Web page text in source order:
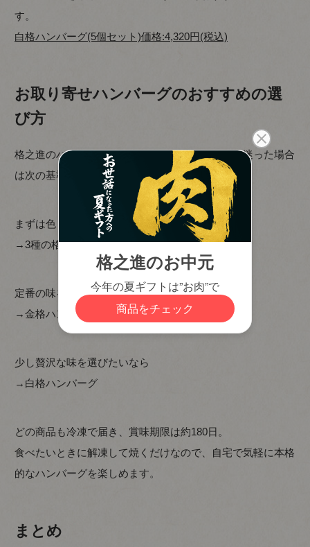
す。
白格ハンバーグ(5個セット)価格:4,320円(税込)
お取り寄せハンバーグのおすすめの選
び方
格之進のハンバーグはどれも人気がありますが、迷った場合
は次の基準で選ぶとわかりやすいです。
まずは色々試したいなら
→3種の格之進ハンバーグセット
定番の味を楽しみたいなら
→金格ハンバーグ
少し贅沢な味を選びたいなら
→白格ハンバーグ
どの商品も冷凍で届き、賞味期限は約180日。
食べたいときに解凍して焼くだけなので、自宅で気軽に本格
的なハンバーグを楽しめます。
まとめ